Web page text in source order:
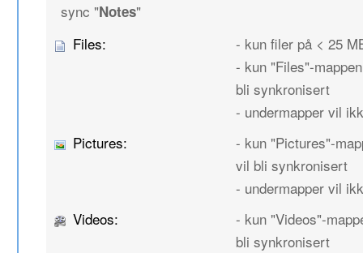
sync "Notes"
Files:
- kun filer på < 25
- kun "Files"-
bli synkronisert
- undermapper vil
Pictures:
- kun "Pictures"-
vil bli synkronisert
- undermapper vil
Videos:
- kun "Videos"-
bli synkronisert